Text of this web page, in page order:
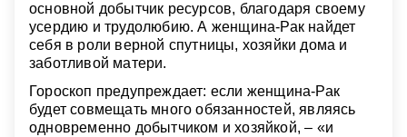
основной добытчик ресурсов, благодаря своему
усердию и трудолюбию. А женщина-Рак найдет
себя в роли верной спутницы, хозяйки дома и
заботливой матери.
Гороскоп предупреждает: если женщина-Рак
будет совмещать много обязанностей, являясь
одновременно добытчиком и хозяйкой, – «и